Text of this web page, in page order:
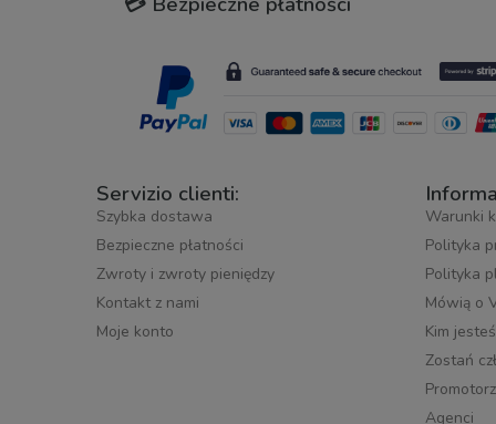
Servizio clienti:
Szybka dostawa
Bezpieczne płatności
Zwroty i zwroty pieniędzy
Kontakt z nami
Moje konto
Warunki
Polityka
Polityka
Mówią o
Kim
Zostań
Agenci